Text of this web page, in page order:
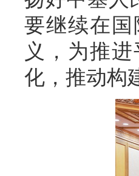
要继续在
义，为推
化，推动构